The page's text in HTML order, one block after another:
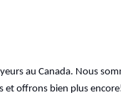
au Canada. Nous
et offrons bien plus